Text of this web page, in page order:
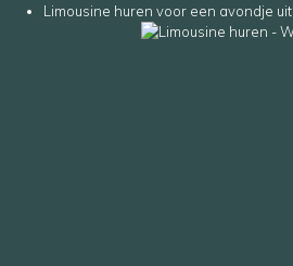
Limousine huren voor een avondje uit